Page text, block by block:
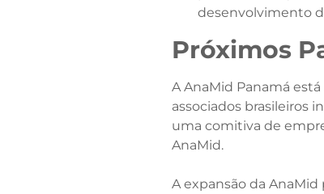
desenvolvimento
Próximos
A AnaMid Panamá
associados brasileiros
uma comitiva de
AnaMid.​
A expansão da